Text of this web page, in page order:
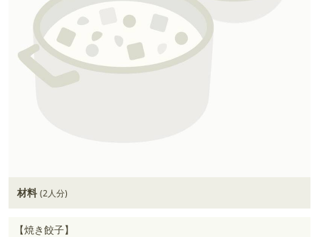
材料 (2人分)
【焼き餃子】